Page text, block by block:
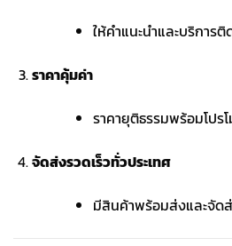
ให้คำแนะนำและบริการ
ราคาคุ้มค่า
ราคายุติธรรมพร้อมโปร
จัดส่งรวดเร็วทั่วประเทศ
มีสินค้าพร้อมส่งและจัด